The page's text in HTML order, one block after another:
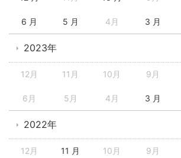
6 月 5 月 4月 3 月
2023年
12月 11月 10月 9月
6月 5月 4月 3 月
2022年
12月 11 月 10月 9月